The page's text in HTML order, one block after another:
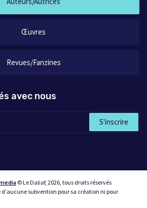
Œuvres
Revues/Fanzines
avec nous
S'inscrire
© Le Daliaf, 2026, tous droits réservés
d'aucune subvention pour sa création ni pour